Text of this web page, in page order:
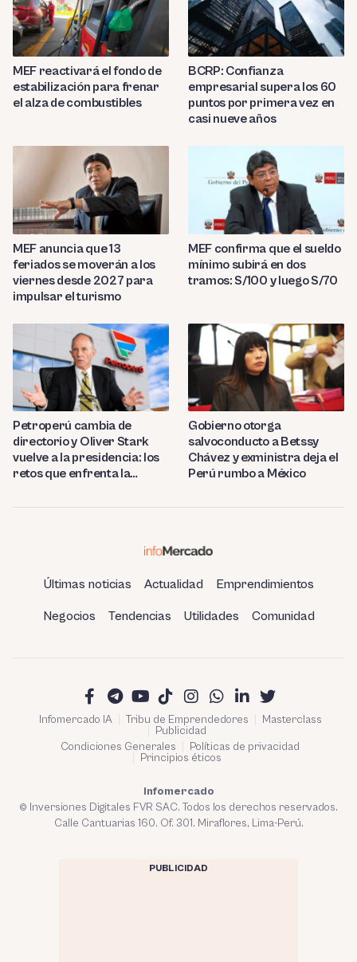
MEF reactivará el fondo de
estabilización para frenar
el alza de combustibles
BCRP: Confianza
empresarial supera los 60
puntos por primera vez en
casi nueve años
MEF anuncia que 13
feriados se moverán a los
viernes desde 2027 para
impulsar el turismo
MEF confirma que el sueldo
mínimo subirá en dos
tramos: S/100 y luego S/70
Petroperú cambia de
directorio y Oliver Stark
vuelve a la presidencia: los
retos que enfrenta la
Gobierno otorga
salvoconducto a Betssy
Chávez y exministra deja el
Perú rumbo a México
Últimas noticias Actualidad Emprendimientos
Negocios Tendencias Utilidades Comunidad
Infomercado IA Tribu de Emprendedores
Masterclass
Publicidad
Condiciones Generales
Políticas de privacidad
Principios éticos
Infomercado
© Inversiones Digitales FVR SAC. Todos los derechos reservados.
Calle Cantuarias 160. Of. 301. Miraflores, Lima-Perú.
PUBLICIDAD